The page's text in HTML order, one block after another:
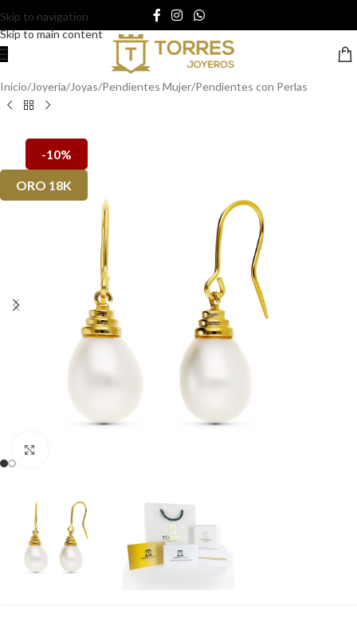
Skip to navigation
Skip to main content
Inicio/Joyería/Joyas/Pendientes Mujer/Pendientes con Perlas
-10%
ORO 18K